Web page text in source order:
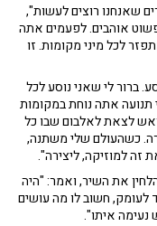
שאנחנו רוצים לעשות",
אוהבים. לפעמים אתה
לכל מיני מקומות. זו
ברור לי שאני נוסע לכל
תנועה אתה נוחת במקומות
לצאת לאלבום שבו כל
כשהעולם שלי משתנה,
זה למוזיקה, ליצירה".
את השיר, ואמר: "היה
חשוב לו מה עושים
נעימה איתו".